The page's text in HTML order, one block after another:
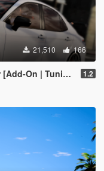
21,510 166
On | Tuning] 1.2